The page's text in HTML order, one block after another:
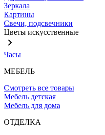
Зеркала
Картины
Свечи, подсвечники
Цветы искусственные
Часы
МЕБЕЛЬ
Смотреть все товары
Мебель детская
Мебель для дома
ОТДЕЛКА